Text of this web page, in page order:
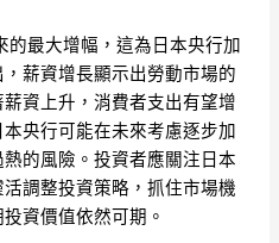
的最大增幅，這為日本央行加
薪資增長顯示出勞動市場的
資上升，消費者支出有望增
央行可能在未來考慮逐步加
的風險。投資者應關注日本
調整投資策略，抓住市場機
資價值依然可期。